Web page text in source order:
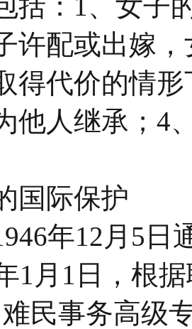
许配或出嫁
得代价的情
他人继承；4
国际保护
年12月5日
1月1日，根
民事务高级